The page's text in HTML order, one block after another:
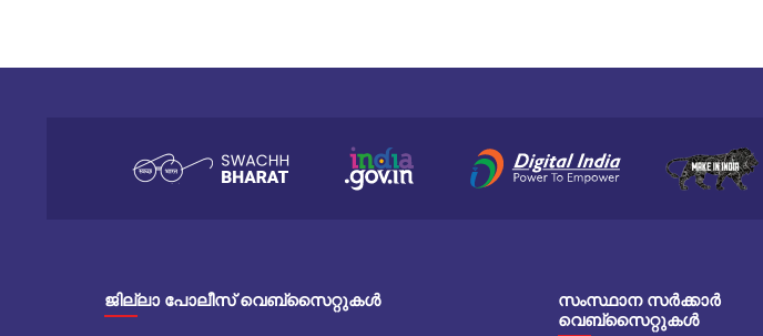
ജില്ലാ പോലീസ് വെബ്സൈറ്റുകൾ
സംസ്ഥാന സർക്കാർ
വെബ്സൈറ്റുകൾ